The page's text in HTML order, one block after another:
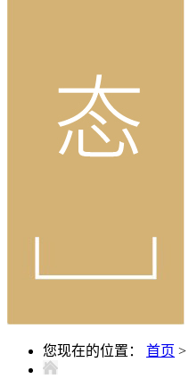
您现在的位置： 首页 >